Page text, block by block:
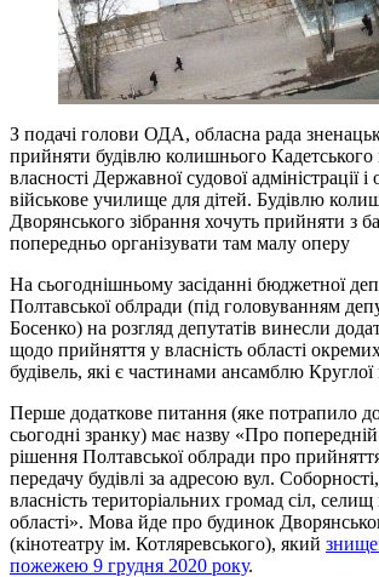
З подачі голови ОДА, обласна рада
прийняти будівлю колишнього Кадетського
власності Державної судової адміністрації і
військове училище для дітей. Будівлю
Дворянського зібрання хочуть прийняти з
попередньо організувати там малу оперу
На сьогоднішньому засіданні бюджетної
Полтавської облради (під головуванням
Босенко) на розгляд депутатів винесли
щодо прийняття у власність області
будівель, які є частинами ансамблю
Перше додаткове питання (яке потрапило до
сьогодні зранку) має назву «Про
рішення Полтавської облради про
передачу будівлі за адресою вул.
власність територіальних громад сіл, селищ
області». Мова йде про будинок
(кінотеатру ім. Котляревського), який
пожежею 9 грудня 2020 року.